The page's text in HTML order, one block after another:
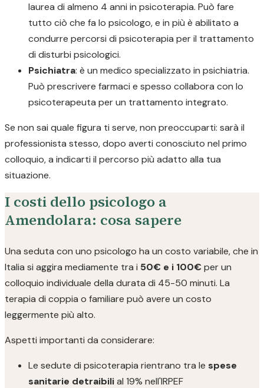
laurea di almeno 4 anni in psicoterapia. Può fare
tutto ciò che fa lo psicologo, e in più è abilitato a
condurre percorsi di psicoterapia per il trattamento
di disturbi psicologici.
Psichiatra: è un medico specializzato in psichiatria.
Può prescrivere farmaci e spesso collabora con lo
psicoterapeuta per un trattamento integrato.
Se non sai quale figura ti serve, non preoccuparti: sarà il
professionista stesso, dopo averti conosciuto nel primo
colloquio, a indicarti il percorso più adatto alla tua
situazione.
I costi dello psicologo a
Amendolara: cosa sapere
Una seduta con uno psicologo ha un costo variabile, che in
Italia si aggira mediamente tra i 50€ e i 100€ per un
colloquio individuale della durata di 45-50 minuti. La
terapia di coppia o familiare può avere un costo
leggermente più alto.
Aspetti importanti da considerare:
Le sedute di psicoterapia rientrano tra le spese
sanitarie detraibilial 19% nell'IRPEF